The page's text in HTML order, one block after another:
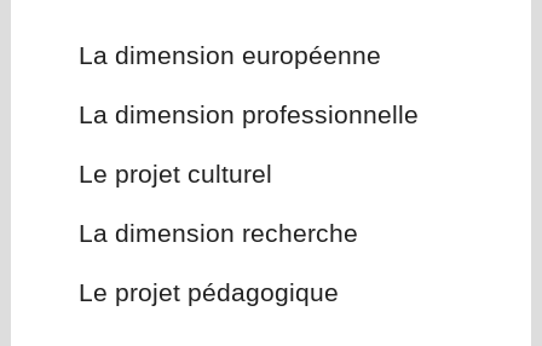
La dimension européenne
La dimension professionnelle
Le projet culturel
La dimension recherche
Le projet pédagogique